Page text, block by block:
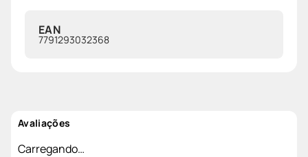
EAN
7791293032368
Avaliações
Carregando…